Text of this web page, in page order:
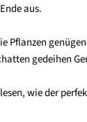
aus.
Pflanzen
gedeihen
wie der